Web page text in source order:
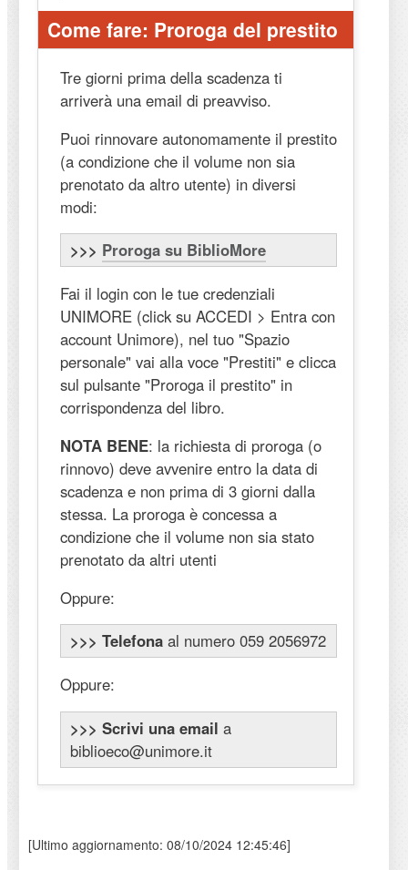
Come fare: Proroga del prestito
Tre giorni prima della scadenza ti
arriverà una email di preavviso.
Puoi rinnovare autonomamente il prestito
(a condizione che il volume non sia
prenotato da altro utente) in diversi
modi:
>>> Proroga su BiblioMore
Fai il login con le tue credenziali
UNIMORE (click su ACCEDI > Entra con
account Unimore), nel tuo "Spazio
personale" vai alla voce "Prestiti" e clicca
sul pulsante "Proroga il prestito" in
corrispondenza del libro.
NOTA BENE: la richiesta di proroga (o
rinnovo) deve avvenire entro la data di
scadenza e non prima di 3 giorni dalla
stessa. La proroga è concessa a
condizione che il volume non sia stato
prenotato da altri utenti
Oppure:
>>> Telefona al numero 059 2056972
Oppure:
>>> Scrivi una email a
biblioeco@unimore.it
[Ultimo aggiornamento: 08/10/2024 12:45:46]